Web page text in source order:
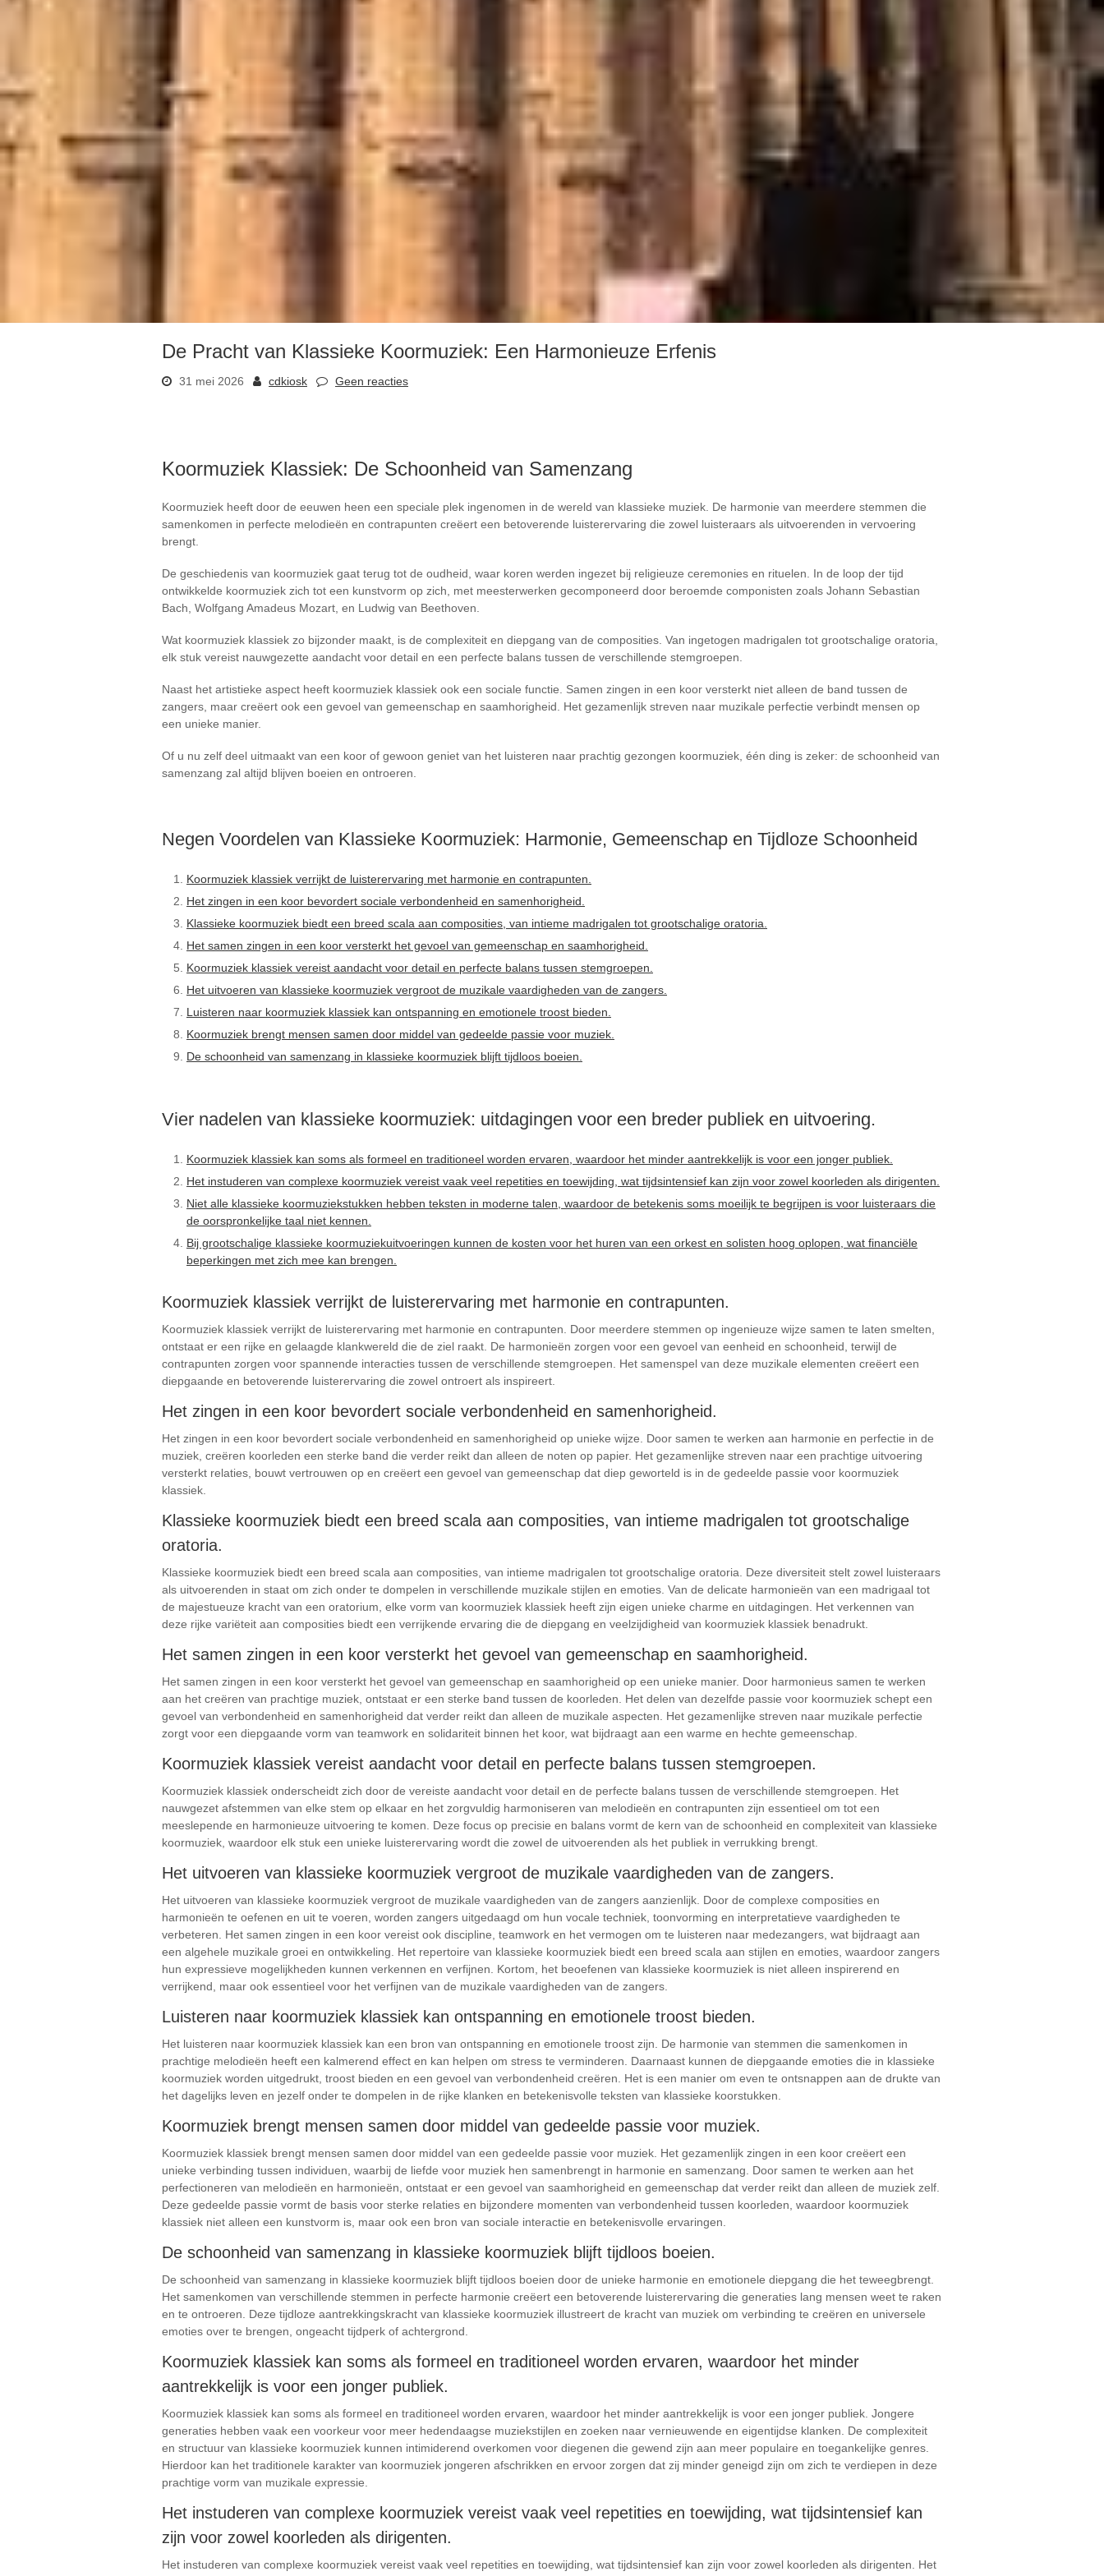
De Pracht van Klassieke Koormuziek: Een Harmonieuze Erfenis
31 mei 2026 cdkiosk Geen reacties
Koormuziek Klassiek: De Schoonheid van Samenzang
Koormuziek heeft door de eeuwen heen een speciale plek ingenomen in de wereld van klassieke muziek. De harmonie van meerdere stemmen die
samenkomen in perfecte melodieën en contrapunten creëert een betoverende luisterervaring die zowel luisteraars als uitvoerenden in vervoering
brengt.
De geschiedenis van koormuziek gaat terug tot de oudheid, waar koren werden ingezet bij religieuze ceremonies en rituelen. In de loop der tijd
ontwikkelde koormuziek zich tot een kunstvorm op zich, met meesterwerken gecomponeerd door beroemde componisten zoals Johann Sebastian
Bach, Wolfgang Amadeus Mozart, en Ludwig van Beethoven.
Wat koormuziek klassiek zo bijzonder maakt, is de complexiteit en diepgang van de composities. Van ingetogen madrigalen tot grootschalige oratoria,
elk stuk vereist nauwgezette aandacht voor detail en een perfecte balans tussen de verschillende stemgroepen.
Naast het artistieke aspect heeft koormuziek klassiek ook een sociale functie. Samen zingen in een koor versterkt niet alleen de band tussen de
zangers, maar creëert ook een gevoel van gemeenschap en saamhorigheid. Het gezamenlijk streven naar muzikale perfectie verbindt mensen op
een unieke manier.
Of u nu zelf deel uitmaakt van een koor of gewoon geniet van het luisteren naar prachtig gezongen koormuziek, één ding is zeker: de schoonheid van
samenzang zal altijd blijven boeien en ontroeren.
Negen Voordelen van Klassieke Koormuziek: Harmonie, Gemeenschap en Tijdloze Schoonheid
Koormuziek klassiek verrijkt de luisterervaring met harmonie en contrapunten.
Het zingen in een koor bevordert sociale verbondenheid en samenhorigheid.
Klassieke koormuziek biedt een breed scala aan composities, van intieme madrigalen tot grootschalige oratoria.
Het samen zingen in een koor versterkt het gevoel van gemeenschap en saamhorigheid.
Koormuziek klassiek vereist aandacht voor detail en perfecte balans tussen stemgroepen.
Het uitvoeren van klassieke koormuziek vergroot de muzikale vaardigheden van de zangers.
Luisteren naar koormuziek klassiek kan ontspanning en emotionele troost bieden.
Koormuziek brengt mensen samen door middel van gedeelde passie voor muziek.
De schoonheid van samenzang in klassieke koormuziek blijft tijdloos boeien.
Vier nadelen van klassieke koormuziek: uitdagingen voor een breder publiek en uitvoering.
Koormuziek klassiek kan soms als formeel en traditioneel worden ervaren, waardoor het minder aantrekkelijk is voor een jonger publiek.
Het instuderen van complexe koormuziek vereist vaak veel repetities en toewijding, wat tijdsintensief kan zijn voor zowel koorleden als dirigenten.
Niet alle klassieke koormuziekstukken hebben teksten in moderne talen, waardoor de betekenis soms moeilijk te begrijpen is voor luisteraars die
de oorspronkelijke taal niet kennen.
Bij grootschalige klassieke koormuziekuitvoeringen kunnen de kosten voor het huren van een orkest en solisten hoog oplopen, wat financiële
beperkingen met zich mee kan brengen.
Koormuziek klassiek verrijkt de luisterervaring met harmonie en contrapunten.
Koormuziek klassiek verrijkt de luisterervaring met harmonie en contrapunten. Door meerdere stemmen op ingenieuze wijze samen te laten smelten,
ontstaat er een rijke en gelaagde klankwereld die de ziel raakt. De harmonieën zorgen voor een gevoel van eenheid en schoonheid, terwijl de
contrapunten zorgen voor spannende interacties tussen de verschillende stemgroepen. Het samenspel van deze muzikale elementen creëert een
diepgaande en betoverende luisterervaring die zowel ontroert als inspireert.
Het zingen in een koor bevordert sociale verbondenheid en samenhorigheid.
Het zingen in een koor bevordert sociale verbondenheid en samenhorigheid op unieke wijze. Door samen te werken aan harmonie en perfectie in de
muziek, creëren koorleden een sterke band die verder reikt dan alleen de noten op papier. Het gezamenlijke streven naar een prachtige uitvoering
versterkt relaties, bouwt vertrouwen op en creëert een gevoel van gemeenschap dat diep geworteld is in de gedeelde passie voor koormuziek
klassiek.
Klassieke koormuziek biedt een breed scala aan composities, van intieme madrigalen tot grootschalige
oratoria.
Klassieke koormuziek biedt een breed scala aan composities, van intieme madrigalen tot grootschalige oratoria. Deze diversiteit stelt zowel luisteraars
als uitvoerenden in staat om zich onder te dompelen in verschillende muzikale stijlen en emoties. Van de delicate harmonieën van een madrigaal tot
de majestueuze kracht van een oratorium, elke vorm van koormuziek klassiek heeft zijn eigen unieke charme en uitdagingen. Het verkennen van
deze rijke variëteit aan composities biedt een verrijkende ervaring die de diepgang en veelzijdigheid van koormuziek klassiek benadrukt.
Het samen zingen in een koor versterkt het gevoel van gemeenschap en saamhorigheid.
Het samen zingen in een koor versterkt het gevoel van gemeenschap en saamhorigheid op een unieke manier. Door harmonieus samen te werken
aan het creëren van prachtige muziek, ontstaat er een sterke band tussen de koorleden. Het delen van dezelfde passie voor koormuziek schept een
gevoel van verbondenheid en samenhorigheid dat verder reikt dan alleen de muzikale aspecten. Het gezamenlijke streven naar muzikale perfectie
zorgt voor een diepgaande vorm van teamwork en solidariteit binnen het koor, wat bijdraagt aan een warme en hechte gemeenschap.
Koormuziek klassiek vereist aandacht voor detail en perfecte balans tussen stemgroepen.
Koormuziek klassiek onderscheidt zich door de vereiste aandacht voor detail en de perfecte balans tussen de verschillende stemgroepen. Het
nauwgezet afstemmen van elke stem op elkaar en het zorgvuldig harmoniseren van melodieën en contrapunten zijn essentieel om tot een
meeslepende en harmonieuze uitvoering te komen. Deze focus op precisie en balans vormt de kern van de schoonheid en complexiteit van klassieke
koormuziek, waardoor elk stuk een unieke luisterervaring wordt die zowel de uitvoerenden als het publiek in verrukking brengt.
Het uitvoeren van klassieke koormuziek vergroot de muzikale vaardigheden van de zangers.
Het uitvoeren van klassieke koormuziek vergroot de muzikale vaardigheden van de zangers aanzienlijk. Door de complexe composities en
harmonieën te oefenen en uit te voeren, worden zangers uitgedaagd om hun vocale techniek, toonvorming en interpretatieve vaardigheden te
verbeteren. Het samen zingen in een koor vereist ook discipline, teamwork en het vermogen om te luisteren naar medezangers, wat bijdraagt aan
een algehele muzikale groei en ontwikkeling. Het repertoire van klassieke koormuziek biedt een breed scala aan stijlen en emoties, waardoor zangers
hun expressieve mogelijkheden kunnen verkennen en verfijnen. Kortom, het beoefenen van klassieke koormuziek is niet alleen inspirerend en
verrijkend, maar ook essentieel voor het verfijnen van de muzikale vaardigheden van de zangers.
Luisteren naar koormuziek klassiek kan ontspanning en emotionele troost bieden.
Het luisteren naar koormuziek klassiek kan een bron van ontspanning en emotionele troost zijn. De harmonie van stemmen die samenkomen in
prachtige melodieën heeft een kalmerend effect en kan helpen om stress te verminderen. Daarnaast kunnen de diepgaande emoties die in klassieke
koormuziek worden uitgedrukt, troost bieden en een gevoel van verbondenheid creëren. Het is een manier om even te ontsnappen aan de drukte van
het dagelijks leven en jezelf onder te dompelen in de rijke klanken en betekenisvolle teksten van klassieke koorstukken.
Koormuziek brengt mensen samen door middel van gedeelde passie voor muziek.
Koormuziek klassiek brengt mensen samen door middel van een gedeelde passie voor muziek. Het gezamenlijk zingen in een koor creëert een
unieke verbinding tussen individuen, waarbij de liefde voor muziek hen samenbrengt in harmonie en samenzang. Door samen te werken aan het
perfectioneren van melodieën en harmonieën, ontstaat er een gevoel van saamhorigheid en gemeenschap dat verder reikt dan alleen de muziek zelf.
Deze gedeelde passie vormt de basis voor sterke relaties en bijzondere momenten van verbondenheid tussen koorleden, waardoor koormuziek
klassiek niet alleen een kunstvorm is, maar ook een bron van sociale interactie en betekenisvolle ervaringen.
De schoonheid van samenzang in klassieke koormuziek blijft tijdloos boeien.
De schoonheid van samenzang in klassieke koormuziek blijft tijdloos boeien door de unieke harmonie en emotionele diepgang die het teweegbrengt.
Het samenkomen van verschillende stemmen in perfecte harmonie creëert een betoverende luisterervaring die generaties lang mensen weet te raken
en te ontroeren. Deze tijdloze aantrekkingskracht van klassieke koormuziek illustreert de kracht van muziek om verbinding te creëren en universele
emoties over te brengen, ongeacht tijdperk of achtergrond.
Koormuziek klassiek kan soms als formeel en traditioneel worden ervaren, waardoor het minder
aantrekkelijk is voor een jonger publiek.
Koormuziek klassiek kan soms als formeel en traditioneel worden ervaren, waardoor het minder aantrekkelijk is voor een jonger publiek. Jongere
generaties hebben vaak een voorkeur voor meer hedendaagse muziekstijlen en zoeken naar vernieuwende en eigentijdse klanken. De complexiteit
en structuur van klassieke koormuziek kunnen intimiderend overkomen voor diegenen die gewend zijn aan meer populaire en toegankelijke genres.
Hierdoor kan het traditionele karakter van koormuziek jongeren afschrikken en ervoor zorgen dat zij minder geneigd zijn om zich te verdiepen in deze
prachtige vorm van muzikale expressie.
Het instuderen van complexe koormuziek vereist vaak veel repetities en toewijding, wat tijdsintensief kan
zijn voor zowel koorleden als dirigenten.
Het instuderen van complexe koormuziek vereist vaak veel repetities en toewijding, wat tijdsintensief kan zijn voor zowel koorleden als dirigenten. Het